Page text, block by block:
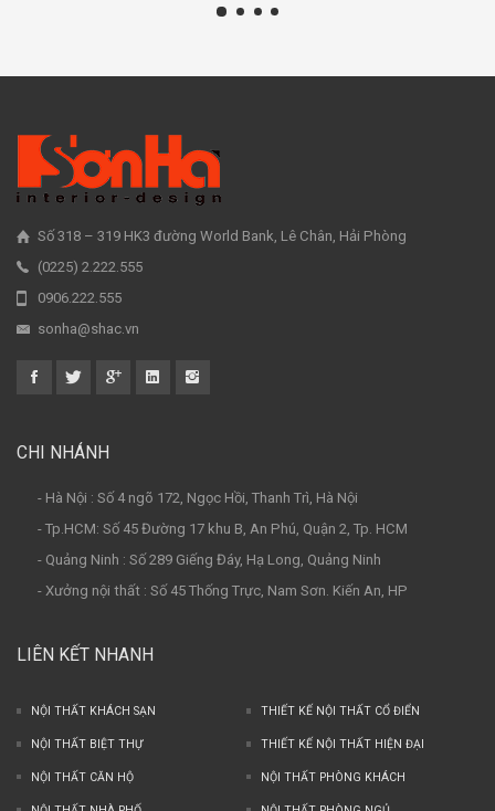
Số 318 – 319 HK3 đường World Bank, Lê Chân, Hải Phòng
(0225) 2.222.555
0906.222.555
sonha@shac.vn
CHI NHÁNH
- Hà Nội : Số 4 ngõ 172, Ngọc Hồi, Thanh Trì, Hà Nội
- Tp.HCM: Số 45 Đường 17 khu B, An Phú, Quận 2, Tp. HCM
- Quảng Ninh : Số 289 Giếng Đáy, Hạ Long, Quảng Ninh
- Xưởng nội thất : Số 45 Thống Trực, Nam Sơn. Kiến An, HP
LIÊN KẾT NHANH
NỘI THẤT KHÁCH SẠN THIẾT KẾ NỘI THẤT CỔ ĐIỂN
NỘI THẤT BIỆT THỰ THIẾT KẾ NỘI THẤT HIỆN ĐẠI
NỘI THẤT CĂN HỘ NỘI THẤT PHÒNG KHÁCH